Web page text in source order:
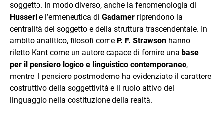
soggetto. In modo diverso, anche la fenomenologia di
Husserl e l’ermeneutica di Gadamer riprendono la
centralità del soggetto e della struttura trascendentale. In
ambito analitico, filosofi come P. F. Strawson hanno
riletto Kant come un autore capace di fornire una base
per il pensiero logico e linguistico contemporaneo,
mentre il pensiero postmoderno ha evidenziato il carattere
costruttivo della soggettività e il ruolo attivo del
linguaggio nella costituzione della realtà.